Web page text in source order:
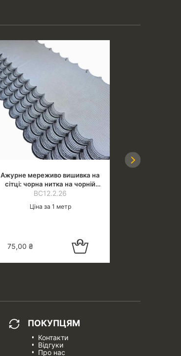
Ажурне мереживо вишивка на
сітці: чорна нитка на чорній
сітці, шир.25 см
ВС12.2.26
Ціна за 1 метр
75,00₴ Додати в
кошик
Next
ПОКУПЦЯМ
Контакти
Відгуки
Про нас